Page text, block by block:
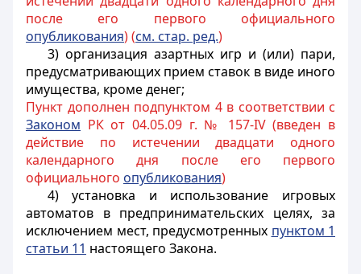
после его первого официального
опубликования) (см. стар. ред.)
3) организация азартных игр и (или) пари,
предусматривающих прием ставок в виде иного
имущества, кроме денег;
Пункт дополнен подпунктом 4 в соответствии с
Законом РК от 04.05.09 г. № 157-IV (введен в
действие по истечении двадцати одного
календарного дня после его первого
официального опубликования)
4) установка и использование игровых
автоматов в предпринимательских целях, за
исключением мест, предусмотренных пунктом 1
статьи 11 настоящего Закона.